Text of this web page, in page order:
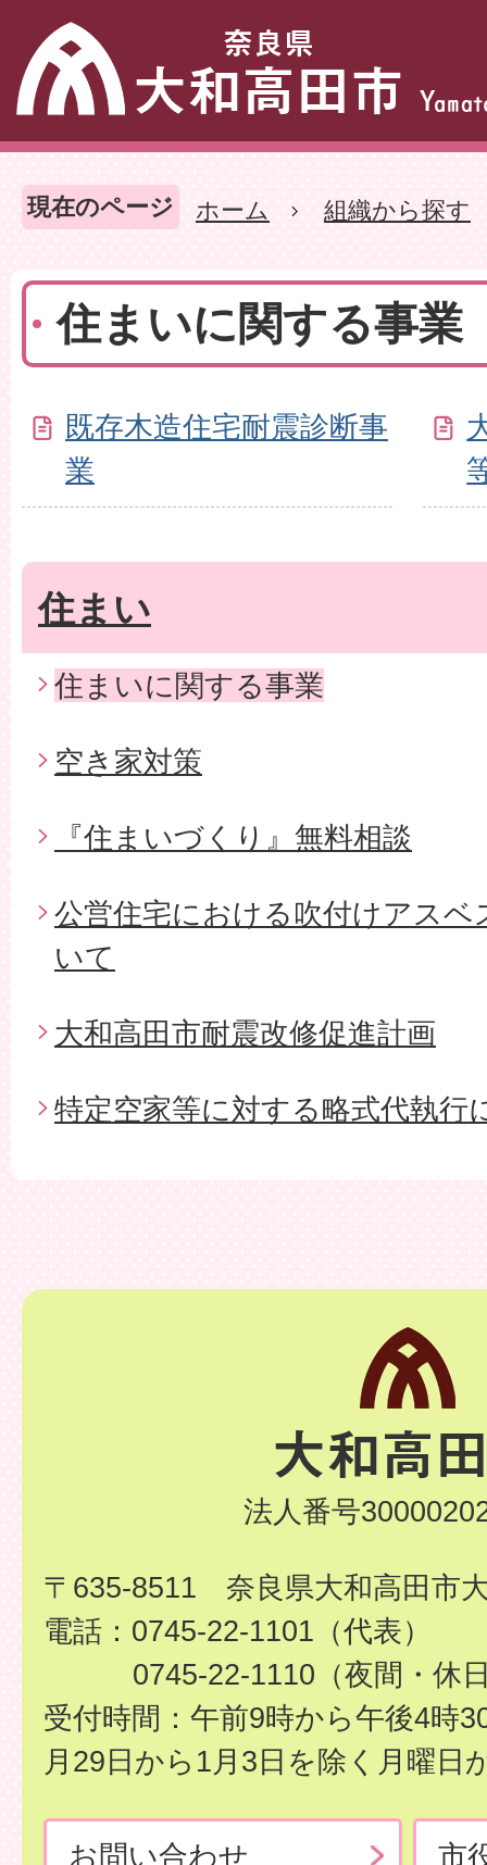
現在のページ ホーム 組織から探す
住まいに関する事業
既存木造住宅耐震診断事
業
住まい
住まいに関する事業
空き家対策
『住まいづくり』無料相談
公営住宅における吹付けアスベ
いて
大和高田市耐震改修促進計画
特定空家等に対する略式代執行
法人番号
〒635-8511 奈良県大和高田市
電話：0745-22-1101（代表）
0745-22-1110（夜間・休
受付時間：午前9時から午後4時
月29日から1月3日を除く月曜日
お問い合わせ 市